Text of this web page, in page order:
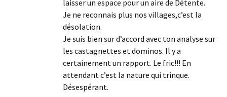
laisser un espace pour un aire de Détente.
Je ne reconnais plus nos villages,c’est la
désolation.
Je suis bien sur d’accord avec ton analyse sur
les castagnettes et dominos. Il y a
certainement un rapport. Le fric!!! En
attendant c’est la nature qui trinque.
Désespérant.